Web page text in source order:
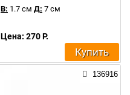
В: 1.7 см Д: 7 см
Цена: 270 Р.
Купить
136916